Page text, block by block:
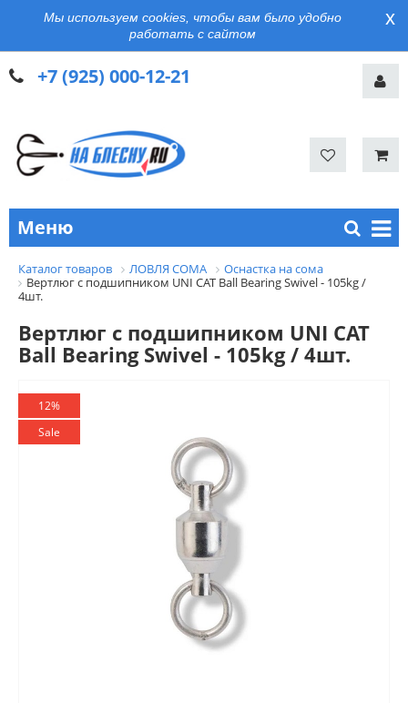
Мы используем cookies, чтобы вам было удобно
работать с сайтом
x
+7 (925) 000-12-21
Меню
Каталог товаров ЛОВЛЯ СОМА
Оснастка на сома
Вертлюг с подшипником UNI CAT Ball Bearing Swivel - 105kg /
4шт.
Вертлюг с подшипником UNI CAT
Ball Bearing Swivel - 105kg / 4шт.
12%
Sale